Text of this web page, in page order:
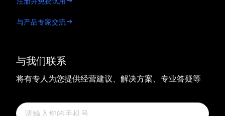
与我们联系
将有专人为您提供经营建议、解决方案、专业答疑等
与产品专家交流